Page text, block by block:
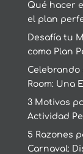
Qué hacer
el plan
Desafía tu
como Plan
Celebrando
Room: Una
3 Motivos
Actividad
5 Razones
Carnaval: